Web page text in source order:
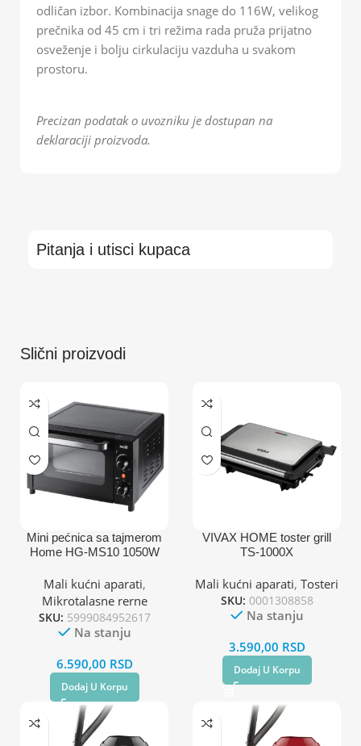
odličan izbor. Kombinacija snage do 116W, velikog
prečnika od 45 cm i tri režima rada pruža prijatno
osveženje i bolju cirkulaciju vazduha u svakom
prostoru.
Precizan podatak o uvozniku je dostupan na
deklaraciji proizvoda.
Pitanja i utisci kupaca
Slični proizvodi
Mini pećnica sa tajmerom
Home HG-MS10 1050W
Mali kućni aparati,
Mikrotalasne rerne
SKU: 5999084952617
Na stanju
6.590,00 RSD
Dodaj U Korpu
VIVAX HOME toster grill
TS-1000X
Mali kućni aparati, Tosteri
SKU: 0001308858
Na stanju
3.590,00 RSD
Dodaj U Korpu